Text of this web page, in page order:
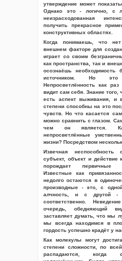
утверждение может
Однако это - логично, с
неизрасходованная
получить прекрасное
конструктивных областях.
Когда понимаешь, что
внешнем факторе для
играет со своим
как пространства, так и
осознаёшь необходимость
источником. Но это
Непросветлённость как
видит сам себя. Знание того,
есть аспект выживания, и
степени способны на это
чувств. Но что касается
можно сравнить с глазом.
чем он является.
непросветлённые
жизни? Посредством
Извечная неспособность
субъект, объект и действие
порождает первичные
Известные как
недолго остаются в
производные - это, с
алчность, и с другой -
соответственно.
очередь, обедняющий
заставляет думать, что мы
мы всегда находимся в
гордость успешно крадёт у
Как молекулы могут
степени сложности, по
распадаются, когда